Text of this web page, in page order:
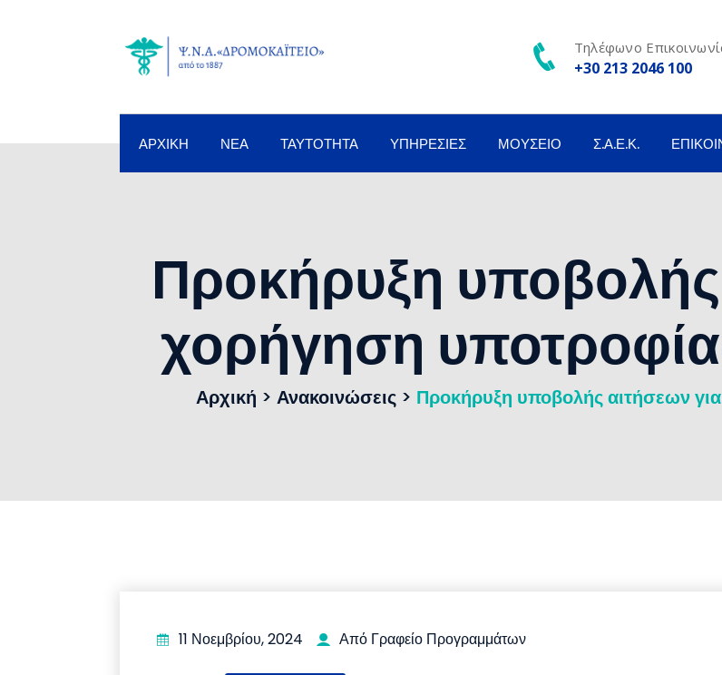
Τηλέφωνο
+30 213 2046 100
ΑΡΧΙΚΉ ΝΈΑ ΤΑΥΤΌΤΗΤΑ ΥΠΗΡΕΣΊΕΣ ΜΟΥΣΕΊΟ Σ.Α.Ε.Κ.
Προκήρυξη υποβολής
χορήγηση
Αρχική > Ανακοινώσεις> Προκήρυξη υποβολής αιτήσεων
11 Νοεμβρίου, 2024 Από Γραφείο Προγραμμάτων